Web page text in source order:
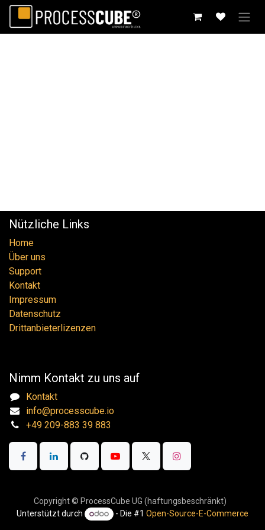
Zum Inhalt springen
Nützliche Links
Home
Über uns
Support
Kontakt
Impressum
Datenschutz
Drittanbieterlizenzen
Nimm Kontakt zu uns auf
Kontakt
info@processcube.io
+49 209-883 39 883
Copyright © ProcessCube UG (haftungsbeschränkt)
Unterstützt durch
- Die #1 Open-Source-E-Commerce